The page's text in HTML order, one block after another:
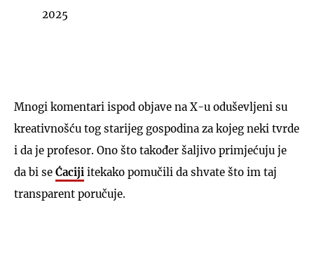
2025
Mnogi komentari ispod objave na X-u oduševljeni su
kreativnošću tog starijeg gospodina za kojeg neki tvrde
i da je profesor. Ono što također šaljivo primjećuju je
da bi se Ćaciji itekako pomučili da shvate što im taj
transparent poručuje.